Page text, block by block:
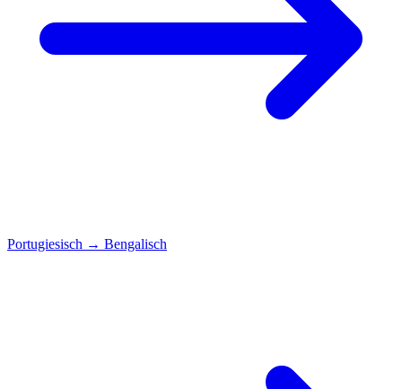
Portugiesisch → Bengalisch